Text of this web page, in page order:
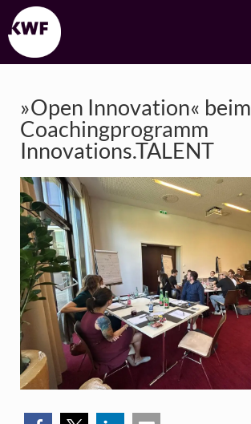
»Open Innovation« beim
Coachingprogramm
Innovations.TALENT